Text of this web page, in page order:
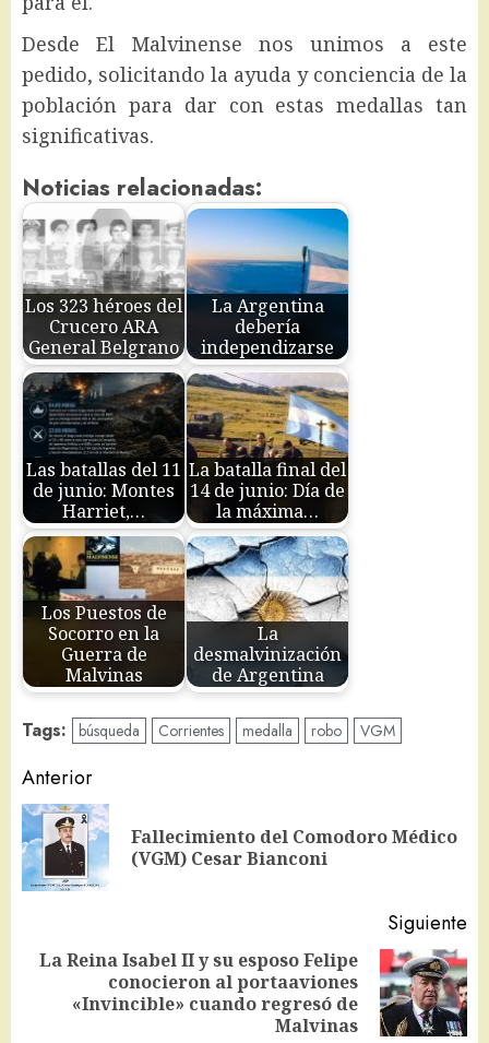
Desde El Malvinense nos unimos a este
pedido, solicitando la ayuda y conciencia de la
población para dar con estas medallas tan
significativas.
Noticias relacionadas:
Los 323 héroes del
Crucero ARA
General Belgrano
La Argentina
debería
independizarse
Las batallas del 11
de junio: Montes
Harriet,…
La batalla final del
14 de junio: Día de
la máxima…
Los Puestos de
Socorro en la
Guerra de
Malvinas
La
desmalvinización
de Argentina
Tags: búsqueda Corrientes medalla robo VGM
Navegación
de
entradas
Anterior
Fallecimiento del Comodoro Médico
(VGM) Cesar Bianconi
Siguiente
Siguiente
entrada:
La Reina Isabel II y su esposo Felipe
conocieron al portaaviones
«Invincible» cuando regresó de
Malvinas